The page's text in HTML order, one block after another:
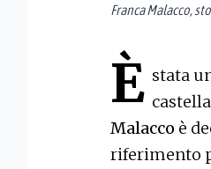
Franca Malacco,
È stata
Malacco è
riferimento